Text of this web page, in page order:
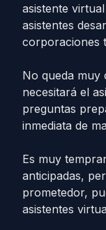
asistente
asistentes
corporaciones
No queda muy
necesitará el
preguntas
inmediata de
Es muy
anticipadas,
prometedor,
asistentes